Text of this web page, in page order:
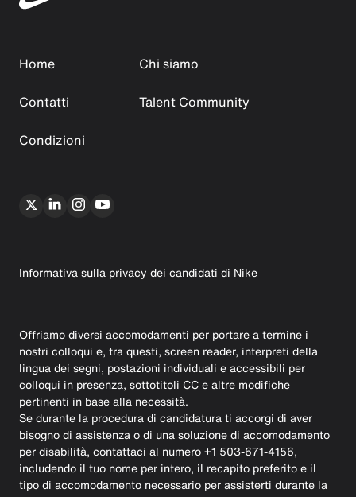
Home
Chi siamo
Contatti
Talent Community
Condizioni
Informativa sulla privacy dei candidati di Nike
Offriamo diversi accomodamenti per portare a termine i
nostri colloqui e, tra questi, screen reader, interpreti della
lingua dei segni, postazioni individuali e accessibili per
colloqui in presenza, sottotitoli CC e altre modifiche
pertinenti in base alla necessità.
Se durante la procedura di candidatura ti accorgi di aver
bisogno di assistenza o di una soluzione di accomodamento
per disabilità, contattaci al numero +1 503-671-4156,
includendo il tuo nome per intero, il recapito preferito e il
tipo di accomodamento necessario per assisterti durante la